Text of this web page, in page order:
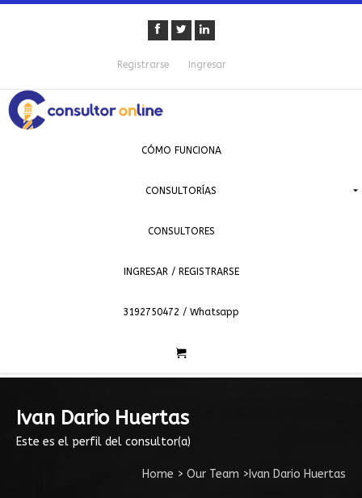
Registrarse Ingresar
CÓMO FUNCIONA
CONSULTORÍAS
CONSULTORES
INGRESAR / REGISTRARSE
3192750472 / Whatsapp
Ivan Dario Huertas
Este es el perfil del consultor(a)
Home > Our Team > Ivan Dario Huertas